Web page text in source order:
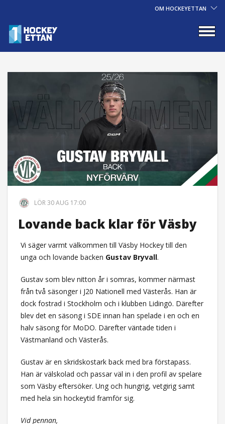
OM HOCKEYETTAN
LÖR 30 AUG 17:00
Lovande back klar för Väsby
Vi säger varmt välkommen till Väsby Hockey till den
unga och lovande backen Gustav Bryvall.
Gustav som blev nitton år i somras, kommer närmast
från två säsonger i J20 Nationell med Västerås. Han är
dock fostrad i Stockholm och i klubben Lidingö. Därefter
blev det en säsong i SDE innan han spelade i en och en
halv säsong för MoDO. Därefter väntade tiden i
Västmanland och Västerås.
Gustav är en skridskostark back med bra förstapass.
Han är välskolad och passar väl in i den profil av spelare
som Väsby eftersöker. Ung och hungrig, vetgirig samt
med hela sin hockeytid framför sig.
Vid pennan,